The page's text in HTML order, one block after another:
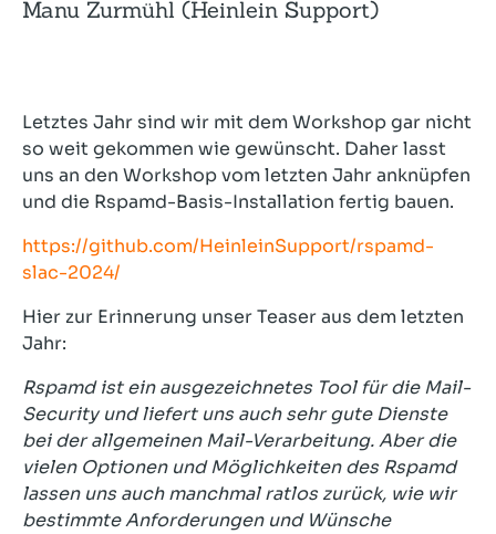
Manu Zurmühl (Heinlein Support)
Letztes Jahr sind wir mit dem Workshop gar nicht
so weit gekommen wie gewünscht. Daher lasst
uns an den Workshop vom letzten Jahr anknüpfen
und die Rspamd-Basis-Installation fertig bauen.
https://github.com/HeinleinSupport/rspamd-
slac-2024/
Hier zur Erinnerung unser Teaser aus dem letzten
Jahr:
Rspamd ist ein ausgezeichnetes Tool für die Mail-
Security und liefert uns auch sehr gute Dienste
bei der allgemeinen Mail-Verarbeitung. Aber die
vielen Optionen und Möglichkeiten des Rspamd
lassen uns auch manchmal ratlos zurück, wie wir
bestimmte Anforderungen und Wünsche